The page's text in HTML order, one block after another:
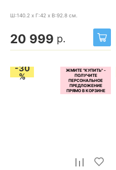
Ш:140.2 x Г:42 x В:92.8 см.
20 999 р.
-30
%